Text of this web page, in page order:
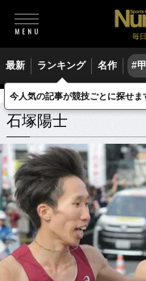
毎
最新 ランキング 名作 #
石塚陽士 関連記事
石塚陽士
今人気の記事が競技ごとに探せま